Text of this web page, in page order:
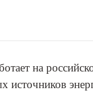
на
источников